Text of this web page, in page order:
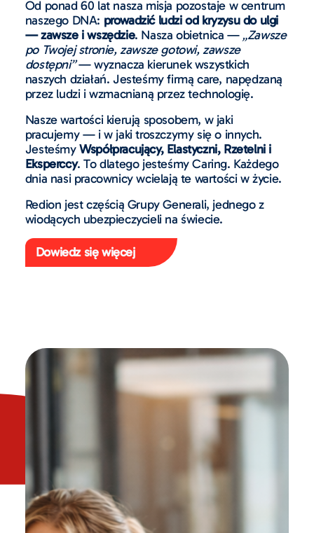
Od ponad 60 lat nasza misja pozostaje w centrum
naszego DNA: prowadzić ludzi od kryzysu do ulgi
— zawsze i wszędzie. Nasza obietnica —„Zawsze
po Twojej stronie, zawsze gotowi, zawsze
dostępni”— wyznacza kierunek wszystkich
naszych działań. Jesteśmy firmą care, napędzaną
przez ludzi i wzmacnianą przez technologię.
Nasze wartości kierują sposobem, w jaki
pracujemy — i w jaki troszczymy się o innych.
JesteśmyWspółpracujący, Elastyczni, Rzetelni i
Eksperccy. To dlatego jesteśmy Caring. Każdego
dnia nasi pracownicy wcielają te wartości w życie.
Redion jest częścią Grupy Generali, jednego z
wiodących ubezpieczycieli na świecie.
Dowiedz się więcej